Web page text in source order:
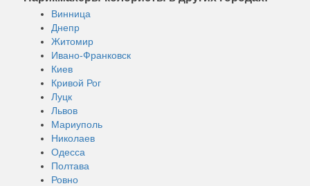
Винница
Днепр
Житомир
Ивано-Франковск
Киев
Кривой Рог
Луцк
Львов
Мариуполь
Николаев
Одесса
Полтава
Ровно